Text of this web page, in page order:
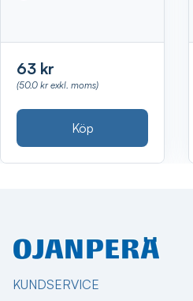
63 kr
(50.0 kr exkl. moms)
Köp
KUNDSERVICE